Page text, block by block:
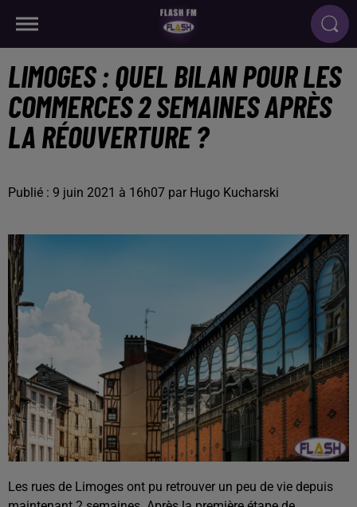
LIMOGES : QUEL BILAN POUR LES
COMMERCES 2 SEMAINES APRÈS
LA RÉOUVERTURE ?
Publié : 9 juin 2021 à 16h07 par Hugo Kucharski
Les rues de Limoges ont pu retrouver un peu de vie depuis